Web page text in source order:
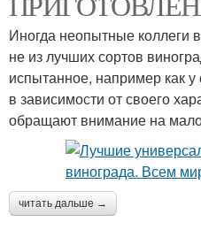
Иногда неопытные коллеги
не из лучших сортов
испытанное, например как
в зависимости от своего
обращают внимание на
читать дальше →